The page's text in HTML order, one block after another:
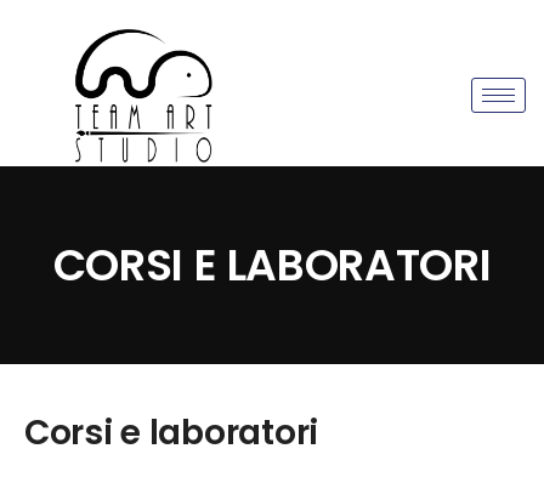
CORSI E LABORATORI
Corsi e laboratori